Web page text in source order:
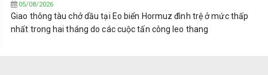
05/08/2026
Giao thông tàu chở dầu tại Eo biển Hormuz đình trệ ở mức thấp
nhất trong hai tháng do các cuộc tấn công leo thang